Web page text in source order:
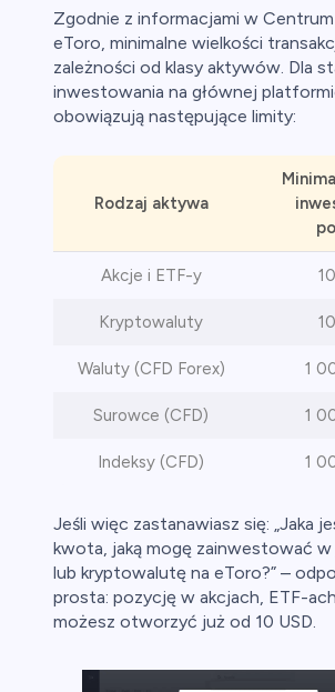
Zgodnie z informacjami w
eToro, minimalne wielkości
zależności od klasy aktywów. Dla
inwestowania na głównej
obowiązują następujące limity:
Rodzaj aktywa
Akcje i ETF-y
Kryptowaluty
Waluty (CFD Forex) 1
Surowce (CFD) 1
Indeksy (CFD) 1
Jeśli więc zastanawiasz się: „Jaka
kwota, jaką mogę zainwestować w
lub kryptowalutę na eToro?” –
prosta: pozycję w akcjach, ETF-
możesz otworzyć już od 10 USD.